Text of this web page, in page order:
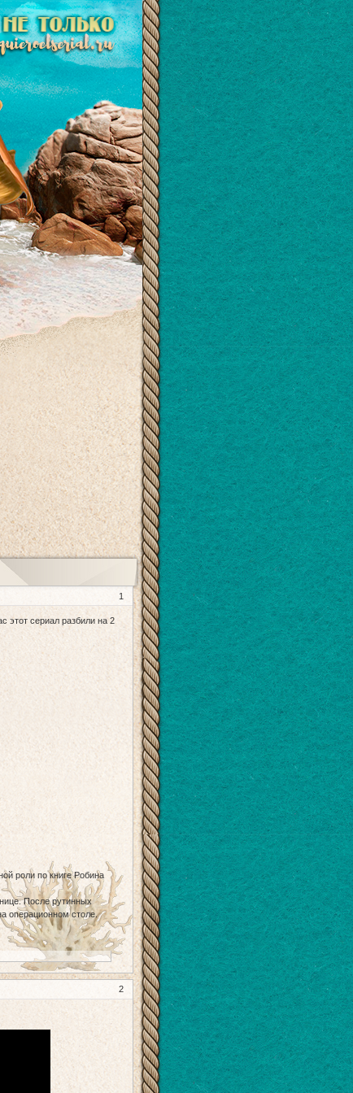
1
этот сериал разбили на 2
роли по книге Робина
После рутинных
операционном столе.
2